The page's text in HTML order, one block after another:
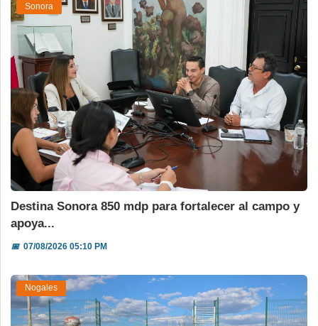
Sonora
Destina Sonora 850 mdp para fortalecer al campo y
apoya...
📅07/08/2026 05:10 PM
Nogales